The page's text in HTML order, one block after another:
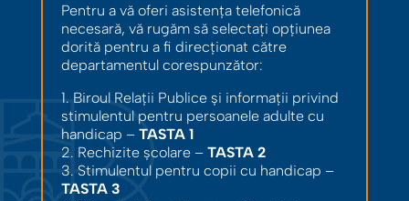
Pentru a vă oferi asistența telefonică
necesară, vă rugăm să selectați opțiunea
dorită pentru a fi direcționat către
departamentul corespunzător:
1. Biroul Relații Publice și informații privind
stimulentul pentru persoanele adulte cu
handicap – TASTA 1
2. Rechizite școlare – TASTA 2
3. Stimulentul pentru copii cu handicap –
TASTA 3